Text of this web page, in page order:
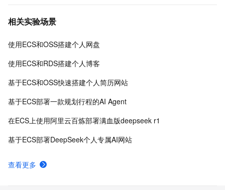
相关实验场景
使用ECS和OSS搭建个人网盘
使用ECS和RDS搭建个人博客
基于ECS和OSS快速搭建个人简历网站
基于ECS部署一款规划行程的AI Agent
在ECS上使用阿里云百炼部署满血版deepseek r1
基于ECS部署DeepSeek个人专属AI网站
查看更多